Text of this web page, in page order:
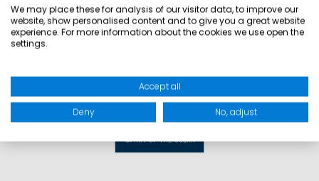
We may place these for analysis of our visitor data, to improve our
website, show personalised content and to give you a great website
experience. For more information about the cookies we use open the
settings.
Accept all
Deny No, adjust